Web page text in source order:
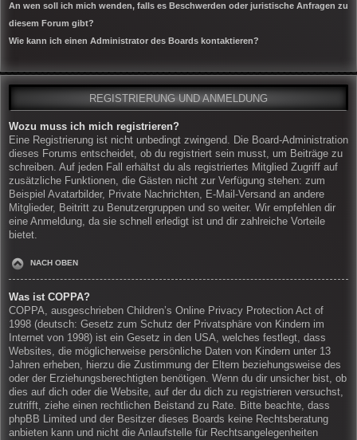
An wen soll ich mich wenden, falls es Beschwerden oder juristische Anfragen zu
diesem Forum gibt?
Wie kann ich einen Administrator des Boards kontaktieren?
REGISTRIERUNG UND ANMELDUNG
Wozu muss ich mich registrieren?
Eine Registrierung ist nicht unbedingt zwingend. Die Board-Administration
dieses Forums entscheidet, ob du registriert sein musst, um Beiträge zu
schreiben. Auf jeden Fall erhältst du als registriertes Mitglied Zugriff auf
zusätzliche Funktionen, die Gästen nicht zur Verfügung stehen: zum
Beispiel Avatarbilder, Private Nachrichten, E-Mail-Versand an andere
Mitglieder, Beitritt zu Benutzergruppen und so weiter. Wir empfehlen dir
eine Anmeldung, da sie schnell erledigt ist und dir zahlreiche Vorteile
bietet.
NACH OBEN
Was ist COPPA?
COPPA, ausgeschrieben Children’s Online Privacy Protection Act of
1998 (deutsch: Gesetz zum Schutz der Privatsphäre von Kindern im
Internet von 1998) ist ein Gesetz in den USA, welches festlegt, dass
Websites, die möglicherweise persönliche Daten von Kindern unter 13
Jahren erheben, hierzu die Zustimmung der Eltern beziehungsweise des
oder der Erziehungsberechtigten benötigen. Wenn du dir unsicher bist, ob
dies auf dich oder die Website, auf der du dich zu registrieren versuchst,
zutrifft, ziehe einen rechtlichen Beistand zu Rate. Bitte beachte, dass
phpBB Limited und der Besitzer dieses Boards keine Rechtsberatung
anbieten kann und nicht die Anlaufstelle für Rechtsangelegenheiten